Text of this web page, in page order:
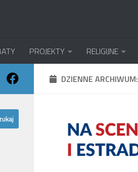
PROJEKTY RELIGIJNE
DZIENNE ARCHIWUM: